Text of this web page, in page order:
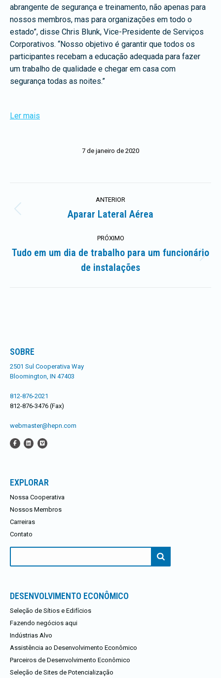
abrangente de segurança e treinamento, não apenas para
nossos membros, mas para organizações em todo o
estado”, disse Chris Blunk, Vice-Presidente de Serviços
Corporativos. “Nosso objetivo é garantir que todos os
participantes recebam a educação adequada para fazer
um trabalho de qualidade e chegar em casa com
segurança todas as noites.”
Ler mais
7 de janeiro de 2020
de
ANTERIOR
Postagem
Aparar Lateral Aérea
PRÓXIMO
Próximo
post:
Tudo em um dia de trabalho para um funcionário
de instalações
SOBRE
2501 Sul Cooperativa Way
Bloomington, IN 47403
812-876-2021
812-876-3476 (Fax)
webmaster@hepn.com
EXPLORAR
Nossa Cooperativa
Nossos Membros
Carreiras
Contato
DESENVOLVIMENTO ECONÔMICO
Seleção de Sítios e Edifícios
Fazendo negócios aqui
Indústrias Alvo
Assistência ao Desenvolvimento Econômico
Parceiros de Desenvolvimento Econômico
Seleção de Sites de Potencialização